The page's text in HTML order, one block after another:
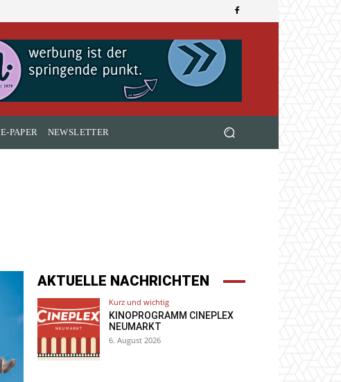
E-PAPER NEWSLETTER
AKTUELLE NACHRICHTEN
Kurz und wichtig
KINOPROGRAMM CINEPLEX
NEUMARKT
6. August 2026